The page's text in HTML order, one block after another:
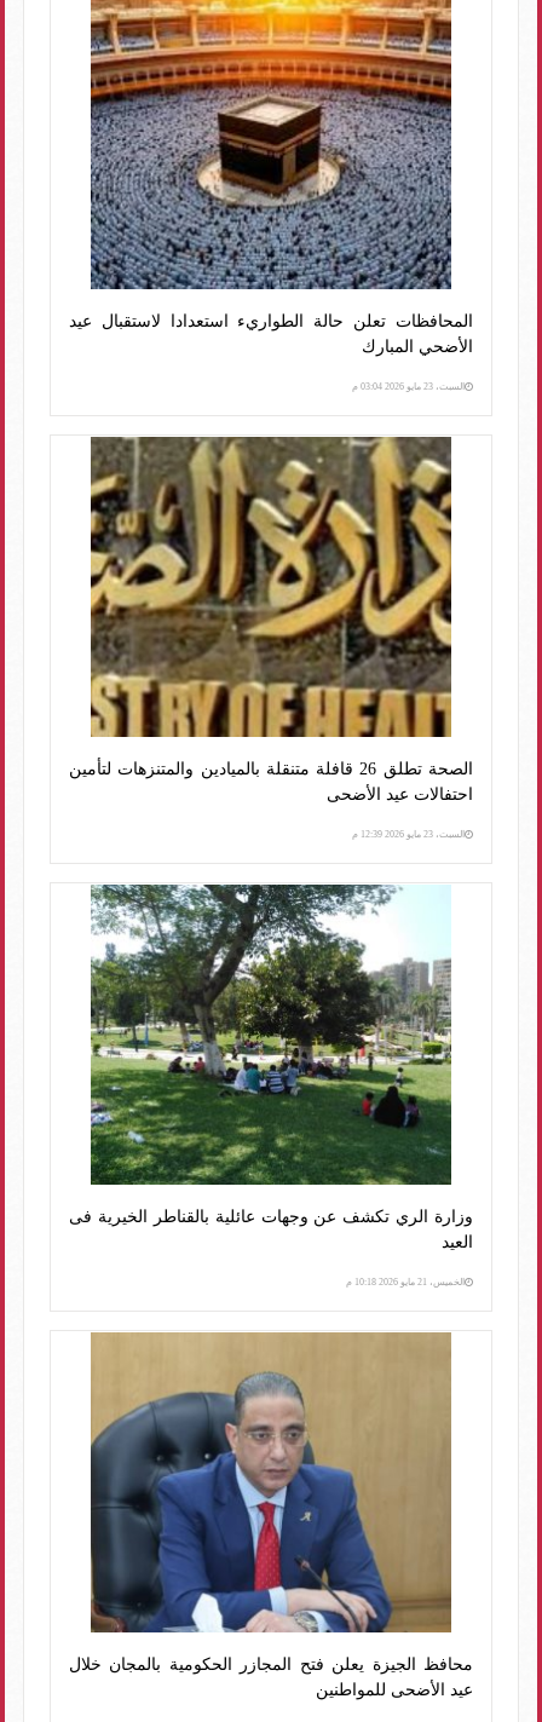
المحافظات تعلن حالة الطواريء استعدادا لاستقبال عيد
الأضحي المبارك
السبت، 23 مايو 2026 03:04 م
الصحة تطلق 26 قافلة متنقلة بالميادين والمتنزهات لتأمين
احتفالات عيد الأضحى
السبت، 23 مايو 2026 12:39 م
وزارة الري تكشف عن وجهات عائلية بالقناطر الخيرية فى
العيد
الخميس، 21 مايو 2026 10:18 م
محافظ الجيزة يعلن فتح المجازر الحكومية بالمجان خلال
عيد الأضحى للمواطنين